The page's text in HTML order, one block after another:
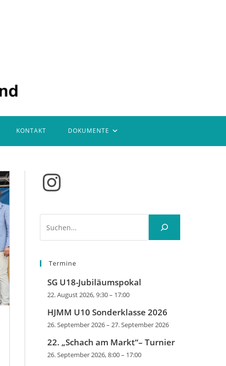
KONTAKT DOKUMENTE
Instagram
Termine
SG U18-Jubiläumspokal
22. August 2026, 9:30– 17:00
HJMM U10 Sonderklasse 2026
26. September 2026– 27. September 2026
22. „Schach am Markt“– Turnier
26. September 2026, 8:00– 17:00